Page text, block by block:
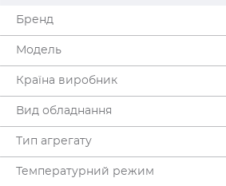
Бренд
Модель
Країна виробник
Вид обладнання
Тип агрегату
Температурний режим